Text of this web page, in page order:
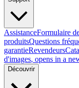
AssistanceFormulaire
produitsQuestions
garantieRevendeurs
d'images, opens in a
Découvrir